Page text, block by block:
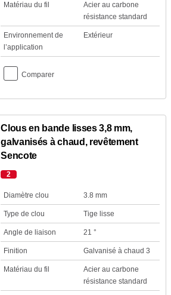
Matériau du fil
Acier au carbone
résistance standard
Environnement de
l’application
Extérieur
Comparer
Clous en bande lisses 3,8 mm,
galvanisés à chaud, revêtement
Sencote
2
Diamètre clou 3.8 mm
Type de clou Tige lisse
Angle de liaison 21 °
Finition Galvanisé à chaud 3
Matériau du fil
Acier au carbone
résistance standard